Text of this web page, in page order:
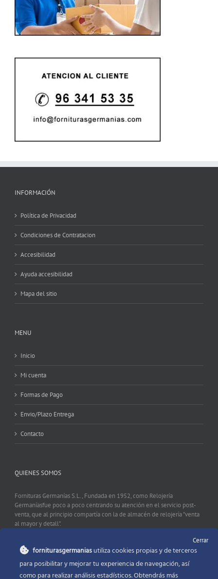
INFORMACIÓN
Política de Privacidad
Condiciones de Contratacion
Accesibilidad
Ayuda accesibilidad
Mapa del sitio
MENU
Inicio
Mi cuenta
Formas de Pago
Envio/Plazo Entrega
Contacto
QUIENES SOMOS
Fornituras Germanías S.L., Fundada en 1952, como Relojería
Germaníasfue poco a poco centrando su atención en el servicio post-
venta, que al principio compartía con la de almacén de relojería "venta
al mayor y detall".
CONTACTO
Cerrar
forniturasgermaniasutiliza cookies propias y de terceros
para posibilitar y mejorar tu experiencia de navegación, así
como para realizar análisis estadísticos. Obtendrás más